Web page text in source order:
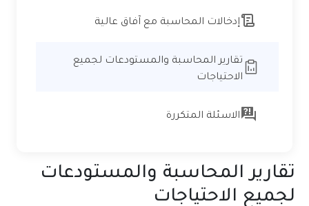
إدخالات المحاسبة مع آفاق عالية
تقارير المحاسبة والمستودعات لجميع
الاحتياجات
الاسئلة المتكررة
تقارير المحاسبة والمستودعات
لجميع الاحتياجات